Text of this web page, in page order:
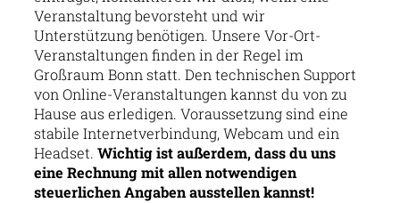
Veranstaltung bevorsteht und wir
Unterstützung benötigen. Unsere Vor-Ort-
Veranstaltungen finden in der Regel im
Großraum Bonn statt. Den technischen Support
von Online-Veranstaltungen kannst du von zu
Hause aus erledigen. Voraussetzung sind eine
stabile Internetverbindung, Webcam und ein
Headset. Wichtig ist außerdem, dass du uns
eine Rechnung mit allen notwendigen
steuerlichen Angaben ausstellen kannst!